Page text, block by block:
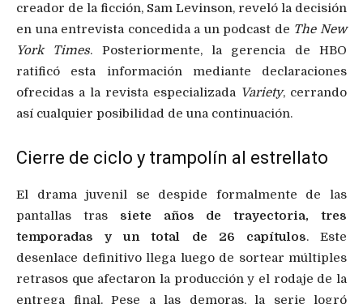
creador de la ficción, Sam Levinson, reveló la decisión
en una entrevista concedida a un podcast de The New
York Times. Posteriormente, la gerencia de HBO
ratificó esta información mediante declaraciones
ofrecidas a la revista especializada Variety, cerrando
así cualquier posibilidad de una continuación.
Cierre de ciclo y trampolín al estrellato
El drama juvenil se despide formalmente de las
pantallas tras siete años de trayectoria, tres
temporadas y un total de 26 capítulos. Este
desenlace definitivo llega luego de sortear múltiples
retrasos que afectaron la producción y el rodaje de la
entrega final. Pese a las demoras, la serie logró